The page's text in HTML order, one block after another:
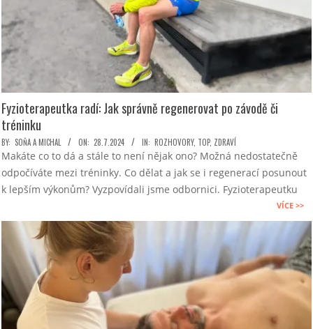
Fyzioterapeutka radí: Jak správně regenerovat po závodě či
tréninku
2024-
07-
28
BY: SOŇA A MICHAL ON: 28.7.2024 IN: ROZHOVORY, TOP, ZDRAVÍ
Makáte co to dá a stále to není nějak ono? Možná nedostatečně
odpočíváte mezi tréninky. Co dělat a jak se i regenerací posunout
k lepším výkonům? Vyzpovídali jsme odbornici. Fyzioterapeutku
VÍCE >>